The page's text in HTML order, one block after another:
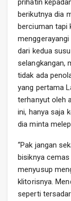
prihatin
berikutnya dia
berciuman tapi
dari kedua
selangkangan,
tidak ada
yang pertama
terhanyut oleh
ini, hanya saja
dia minta
“Pak jangan
bisiknya
menyusup
klitorisnya.
seperti